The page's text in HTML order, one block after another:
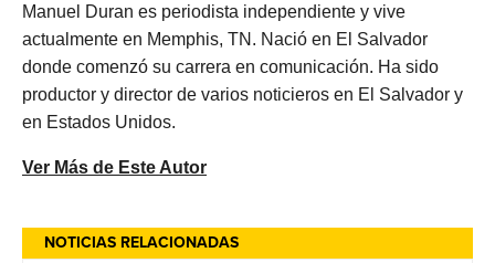
NOTICIAS RELACIONADAS
Manuel Duran es periodista independiente y vive
actualmente en Memphis, TN. Nació en El Salvador
donde comenzó su carrera en comunicación. Ha sido
productor y director de varios noticieros en El Salvador y
en Estados Unidos.
Ver Más de Este Autor